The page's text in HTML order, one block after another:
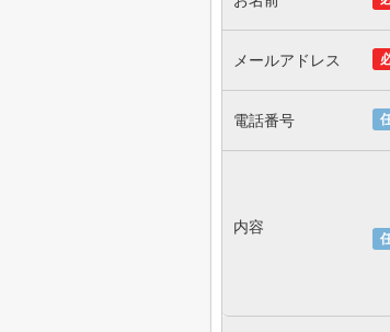
メールアドレス
電話番号
内容